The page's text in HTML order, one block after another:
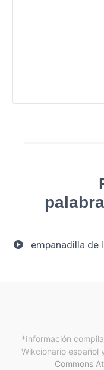
empanadilla de
*Información
Wikcionario español
Commons